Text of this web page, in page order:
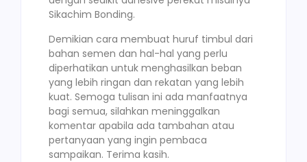
Sikachim Bonding.
Demikian cara membuat huruf timbul dari
bahan semen dan hal-hal yang perlu
diperhatikan untuk menghasilkan beban
yang lebih ringan dan rekatan yang lebih
kuat. Semoga tulisan ini ada manfaatnya
bagi semua, silahkan meninggalkan
komentar apabila ada tambahan atau
pertanyaan yang ingin pembaca
sampaikan. Terima kasih.